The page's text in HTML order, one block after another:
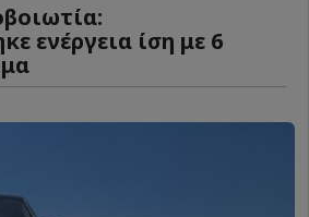
ενέργεια ίση με 6